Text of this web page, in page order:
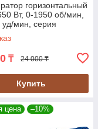
горизонтальный
Вт, 0-1950 об/мин,
уд/мин, серия
(ЗП-22-650
₸ 24 000 ₸
Купить
цена –10%